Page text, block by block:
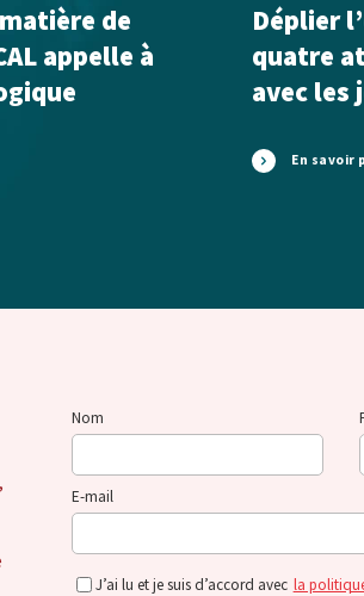
de
appelle à
Déplier
quatre
avec les
En savoir
Nom
E-mail
J’ai lu et je suis d’accord avec la